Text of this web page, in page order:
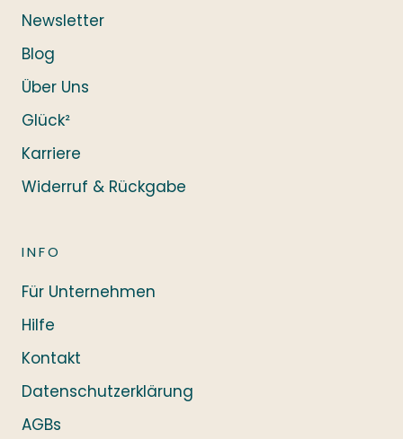
Newsletter
Blog
Über Uns
Glück²
Karriere
Widerruf & Rückgabe
INFO
Für Unternehmen
Hilfe
Kontakt
Datenschutzerklärung
AGBs